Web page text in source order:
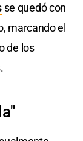
se quedó con
marcando el
de los